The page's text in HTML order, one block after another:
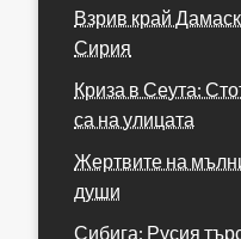
Взрив край
Сирия
Криза в Сеута:
са на улицата
Жертвите на
души
Сибига: Русия